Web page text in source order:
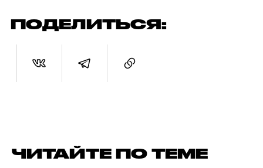
ПОДЕЛИТЬСЯ:
ЧИТАЙТЕ ПО ТЕМЕ